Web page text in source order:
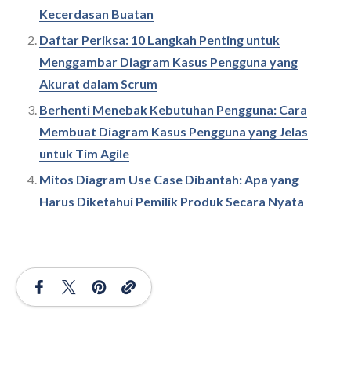
Kecerdasan Buatan
Daftar Periksa: 10 Langkah Penting untuk
Menggambar Diagram Kasus Pengguna yang
Akurat dalam Scrum
Berhenti Menebak Kebutuhan Pengguna: Cara
Membuat Diagram Kasus Pengguna yang Jelas
untuk Tim Agile
Mitos Diagram Use Case Dibantah: Apa yang
Harus Diketahui Pemilik Produk Secara Nyata